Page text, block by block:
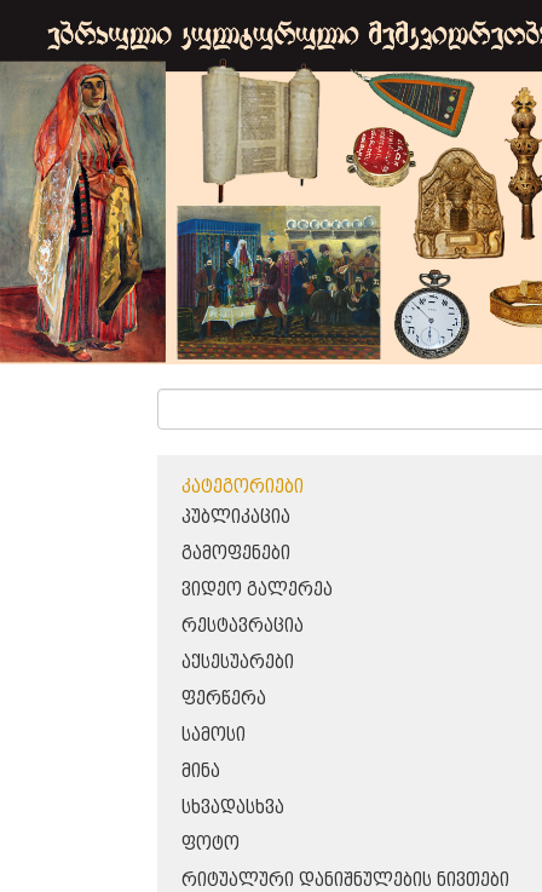
ᲙᲐᲢᲔᲒᲝᲠᲘᲔᲑᲘ
ᲞᲣᲑᲚᲘᲙᲐᲪᲘᲐ
ᲒᲐᲛᲝᲤᲔᲜᲔᲑᲘ
ᲕᲘᲓᲔᲝ ᲒᲐᲚᲔᲠᲔᲐ
ᲠᲔᲡᲢᲐᲕᲠᲐᲪᲘᲐ
ᲐᲥᲡᲔᲡᲣᲐᲠᲔᲑᲘ
ᲤᲔᲠᲬᲔᲠᲐ
ᲡᲐᲛᲝᲡᲘ
ᲛᲘᲜᲐ
ᲡᲮᲕᲐᲓᲐᲡᲮᲕᲐ
ᲤᲝᲢᲝ
ᲠᲘᲢᲣᲐᲚᲣᲠᲘ ᲓᲐᲜᲘᲨᲜᲣᲚᲔᲑᲘᲡ ᲜᲘᲕᲗᲔᲑᲘ